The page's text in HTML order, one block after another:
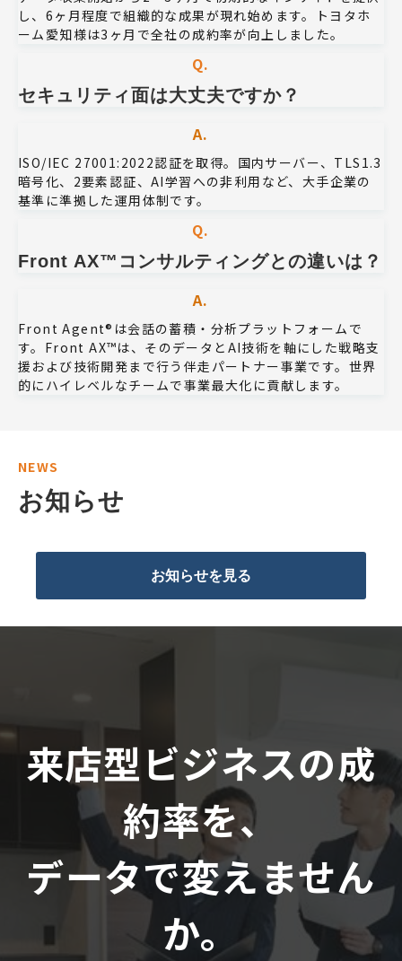
し、6ヶ月程度で組織的な成果が現れ始めます。トヨタホ
ーム愛知様は3ヶ月で全社の成約率が向上しました。
Q.
セキュリティ面は大丈夫ですか？
A.
ISO/IEC 27001:2022認証を取得。国内サーバー、TLS1.3
暗号化、2要素認証、AI学習への非利用など、大手企業の
基準に準拠した運用体制です。
Q.
Front AX™コンサルティングとの違いは？
A.
Front Agent®は会話の蓄積・分析プラットフォームで
す。Front AX™は、そのデータとAI技術を軸にした戦略支
援および技術開発まで行う伴走パートナー事業です。世界
的にハイレベルなチームで事業最大化に貢献します。
NEWS
お知らせ
お知らせを見る
来店型ビジネスの成
約率を、
データで変えません
か。